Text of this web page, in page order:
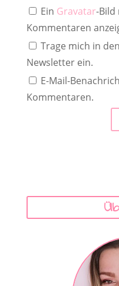
Ein Gravatar-Bild
Kommentaren
Trage mich in
Newsletter ein.
E-Mail-
Kommentaren.